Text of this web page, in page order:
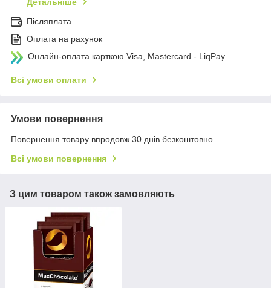
Детальніше
Післяплата
Оплата на рахунок
Онлайн-оплата карткою Visa, Mastercard - LiqPay
Всі умови оплати
Умови повернення
Повернення товару впродовж 30 днів безкоштовно
Всі умови повернення
З цим товаром також замовляють